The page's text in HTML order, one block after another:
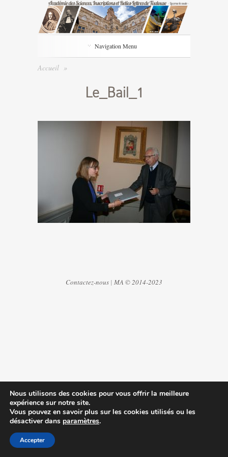
Navigation Menu
Accueil »
Le_Bail_1
Contactez-nous | MA © 2014-2023
Nous utilisons des cookies pour vous offrir la meilleure
expérience sur notre site.
Vous pouvez en savoir plus sur les cookies utilisés ou les
désactiver dans paramètres.
Accepter